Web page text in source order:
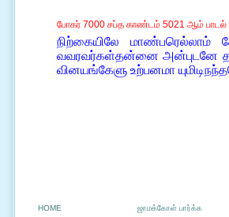
போகர் 7000 சப்த காண்டம் 5021 ஆம் பாடல்
நிற்கையிலே மாண்பரெல்லாம்
வவரவர்கள்தன்னை அன்புடனே
வினயங்கேளு உற்பனமா
HOME ஜாமக்கோள் பார்க்க